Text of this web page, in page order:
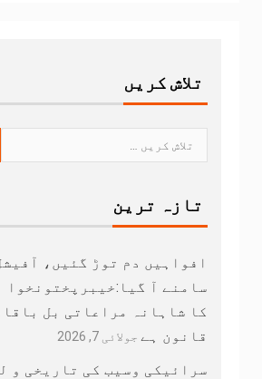
تلاش کریں
تازہ ترین
افواہیں دم توڑ گئیں،
سامنے آ گیا:خیبرپختونخوا
کا شاہانہ مراعاتی بل
قانون ہے جولائی 7, 2026
سرائیکی وسیب کی تاریخی و